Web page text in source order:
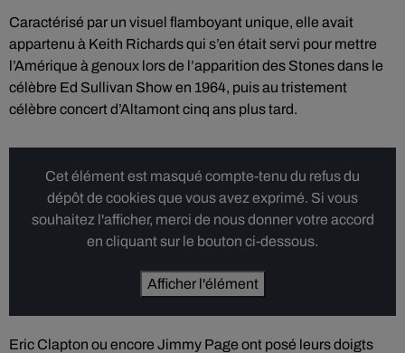
Caractérisé par un visuel flamboyant unique, elle avait
appartenu à Keith Richards qui s’en était servi pour mettre
l’Amérique à genoux lors de l’apparition des Stones dans le
célèbre Ed Sullivan Show en 1964, puis au tristement
célèbre concert d’Altamont cinq ans plus tard.
Cet élément est masqué compte-tenu du refus du
dépôt de cookies que vous avez exprimé. Si vous
souhaitez l'afficher, merci de nous donner votre accord
en cliquant sur le bouton ci-dessous.
Afficher l'élément
Eric Clapton ou encore Jimmy Page ont posé leurs doigts